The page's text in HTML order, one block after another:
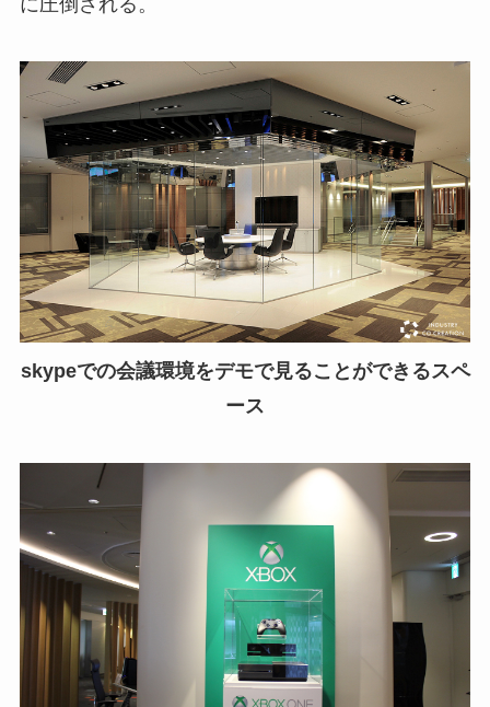
skypeでの会議環境をデモで見ることができるスペ
ース